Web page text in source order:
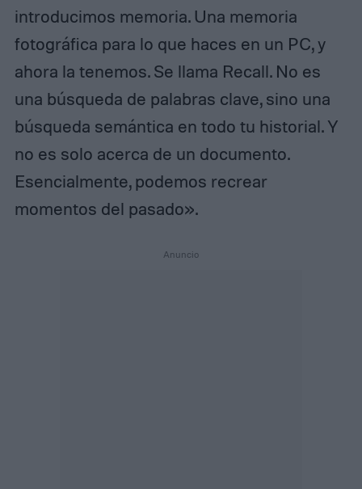
introducimos memoria. Una memoria
fotográfica para lo que haces en un PC, y
ahora la tenemos. Se llama Recall. No es
una búsqueda de palabras clave, sino una
búsqueda semántica en todo tu historial. Y
no es solo acerca de un documento.
Esencialmente, podemos recrear
momentos del pasado».